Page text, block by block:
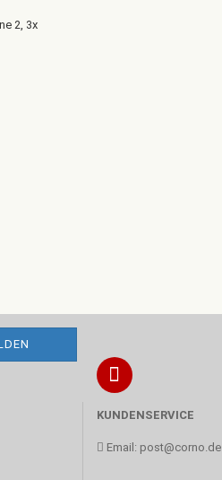
2, 3x
KUNDENSERVICE
Email: post@corno.de